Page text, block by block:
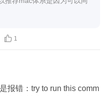
 1
报错：try to run this comm